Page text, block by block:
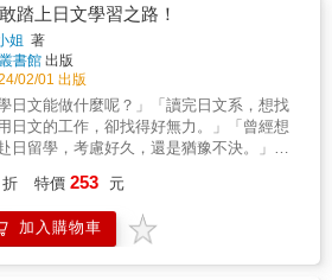
月日、時間、顏色的日文讀音，以及物品
的練習。 ▶數目 看數字後，選出該數字的
讀音。 ▶量詞 看物品的種類及數量，選出
量單位。 ●活用 可配合課程的進度，
習動詞、い形容詞變化。 ▶活用卡 選出對應
的變化形。 ▶活用答題 自下方選出符合句
文字填入空格中，以完成句子。 &
話的句型。練習之情境均有插畫，請模擬
進行練習。 ＜會話練習＞ ‧附音檔 此
是情境會話之應用練習，內容有「できま
（你會嗎？）」「これもできますか（你
會這個嗎？）」「じゆうにはなしましょう
由會話）」。「できますか」是與情境會
容相似的練習；「これもできますか」是
話的內容。 ＜Can-do 確認＞ 各單元
後，請確認自己能做到哪個程度。 ☆☆☆
「精確做到」；☆☆代表「做到」；☆代
勉強做到」。初次學習時，即使無法精確
著羅馬拼音唸，就能開口說日文！ 6) 文化
最實用：輕鬆又有趣的文化小專欄，讓你
日本前就能先了解日本！ 7) 音檔朗讀最實
本書附作者親自錄製的音檔，讓你輕鬆就
著說出日文！ & ★本書7大特色： & 1 7大
50種旅遊場景 本書精選7大類50種在旅途上
會遇到的場景，包含「飛機上」、「機
、「交通」、「飯店」、「觀光」、「美
、「購物」等等，只要扎實學會本書所列
各種場景下必須用到的日語，在日本旅遊就
行無阻！ & 2 真實情境對話 7大類下分出
個小單元，如「機上餐點服務」、「入境檢
、「問路」、「住宿手續」、「遺失隨身
皆補充了20個相關單字，全書上千個重點
單字，幫你逐步累積生活字彙量！ & ．日
者親錄音檔，掃描QR Code即可下載，只
本，跟著聽、照著說～，生活日語聽、
、讀、寫，就能一次學會！ & ★用這本書，
鐘就能說出流利的「生活日語」！！ & 1)
頻率高：本書每個句子，都是日本人天天
句子、單字與會話，讓你一次學會最完整
活日語。 3) 情境度最高：本書分類清楚，
6大類50個小主題，讓你立刻體驗日本生活。
便，讓您隨時隨地都能學習！ & ★商用日
怎麼學，才能學得好？ & 常聽讀者問：
什麼買了那麼多本商用日語書，在工作上
日本人時還是不會說、不會寫？」 那是因
你所買到的書，雖然是正確的日語，卻不是
上好用的日語。 & 本書剔除根本用不到的
，並挑出一定要會的商用日語句子，精選
場上必會的17種場景，模擬真實情境對
用會話以及一定要會的一句話，讓您從容
出身的讀者也不用擔心！情境對話和一定要
一句話」皆輔以羅馬拼音，就算對50音還
，您也能立刻就能跟著唸出職場上需要的
踏上日文學習之路！
姐 著
書館 出版
02/01 出版
學日文能做什麼呢？」「讀完日文系，想找
日文的工作，卻找得好無力。」「曾經想
日留學，考慮好久，還是猶豫不決。」和
與你分享突破困境的心法，就讓她的故事
你重新出發，直到達成目標的那一天。衝
現實之前，抱持浪漫之心，找到目標與動
折 特價 253 元
加入購物車